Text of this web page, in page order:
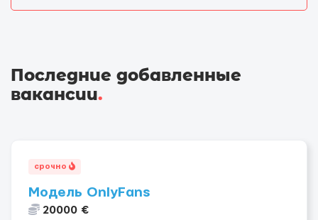
Последние добавленные
вакансии.
срочно
Модель OnlyFans
20000 €